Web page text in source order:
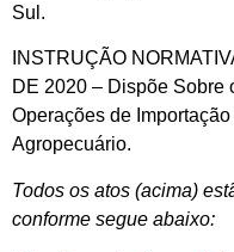
Sul.
INSTRUÇÃO
DE 2020 – Dispõe Sobre
Operações de
Agropecuário.
Todos os atos (acima)
conforme segue abaixo: